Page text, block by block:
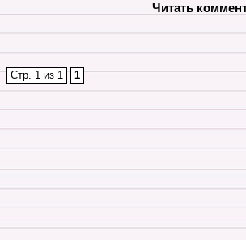
Читать
Стр. 1 из 1 1